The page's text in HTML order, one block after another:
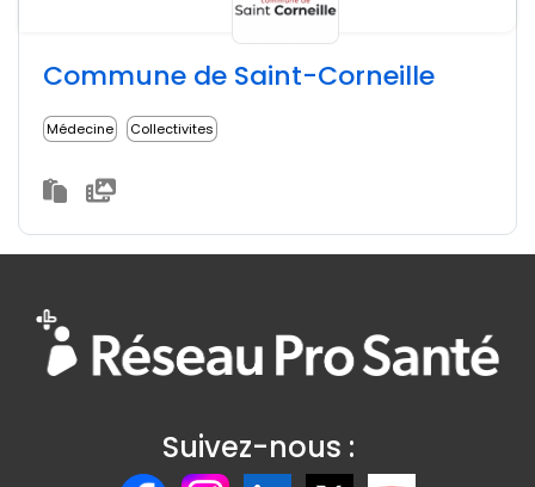
Commune de Saint-Corneille
Médecine Collectivites
Suivez-nous :